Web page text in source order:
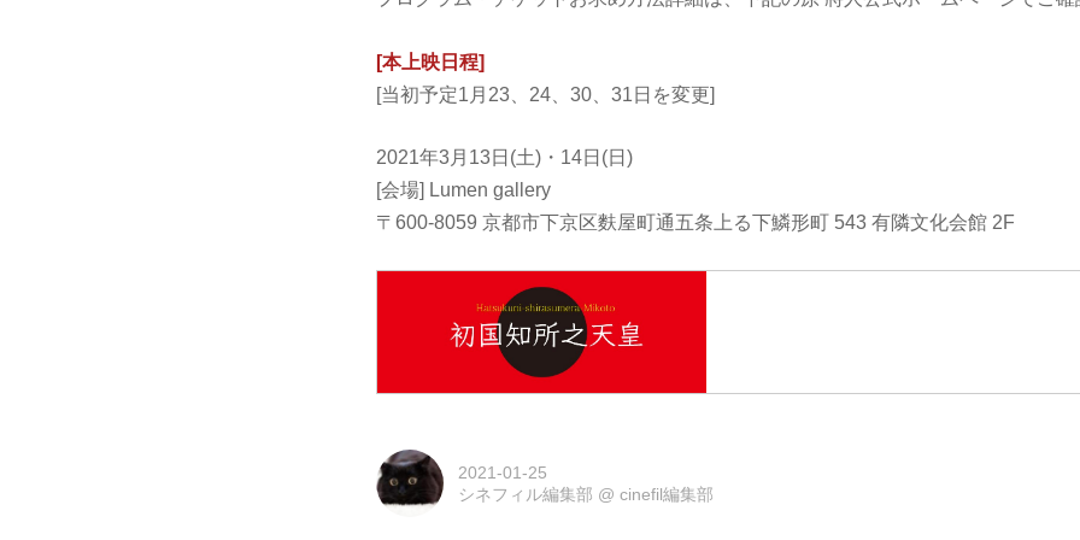
[本上映日程]
[当初予定1月23、24、30、31日を変更]
2021年3月13日(土)・14日(日)
[会場] Lumen gallery
〒600-8059 京都市下京区麩屋町通五条上る下鱗形町 543 有隣文化会館 2F
2021-01-25
シネフィル編集部 @cinefil編集部